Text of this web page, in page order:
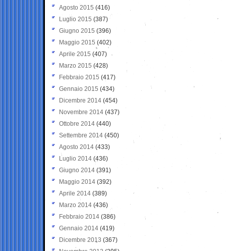
Agosto 2015 (416)
Luglio 2015 (387)
Giugno 2015 (396)
Maggio 2015 (402)
Aprile 2015 (407)
Marzo 2015 (428)
Febbraio 2015 (417)
Gennaio 2015 (434)
Dicembre 2014 (454)
Novembre 2014 (437)
Ottobre 2014 (440)
Settembre 2014 (450)
Agosto 2014 (433)
Luglio 2014 (436)
Giugno 2014 (391)
Maggio 2014 (392)
Aprile 2014 (389)
Marzo 2014 (436)
Febbraio 2014 (386)
Gennaio 2014 (419)
Dicembre 2013 (367)